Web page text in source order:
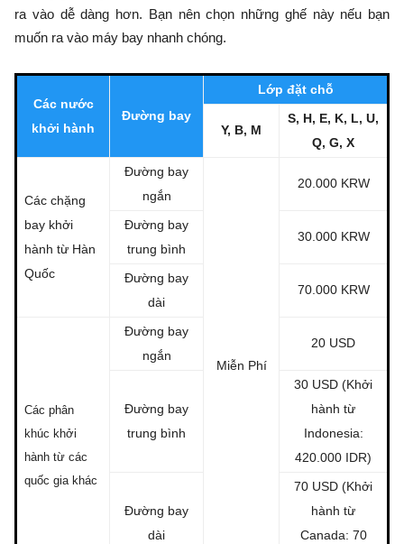
ra vào dễ dàng hơn. Bạn nên chọn những ghế này nếu bạn
muốn ra vào máy bay nhanh chóng.
Các nước
khởi hành
Đường bay
Lớp đặt chỗ
Y, B, M
S, H, E, K, L, U,
Q, G, X
Các chặng
bay khởi
hành từ Hàn
Quốc
Đường bay
ngắn
Miễn Phí
20.000 KRW
Đường bay
trung bình
30.000 KRW
Đường bay
dài
70.000 KRW
Các phân
khúc khởi
hành từ các
quốc gia khác
Đường bay
ngắn
20 USD
Đường bay
trung bình
30 USD (Khởi
hành từ
Indonesia:
420.000 IDR)
Đường bay
dài
70 USD (Khởi
hành từ
Canada: 70